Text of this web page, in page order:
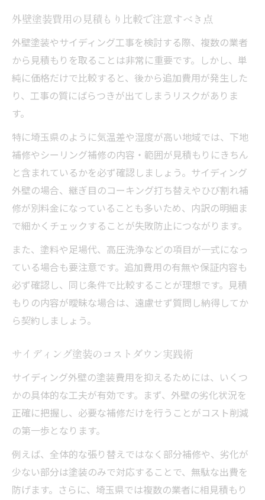
外壁塗装費用の見積もり比較で注意すべき点
外壁塗装やサイディング工事を検討する際、複数の業者
から見積もりを取ることは非常に重要です。しかし、単
純に価格だけで比較すると、後から追加費用が発生した
り、工事の質にばらつきが出てしまうリスクがありま
す。
特に埼玉県のように気温差や湿度が高い地域では、下地
補修やシーリング補修の内容・範囲が見積もりにきちん
と含まれているかを必ず確認しましょう。サイディング
外壁の場合、継ぎ目のコーキング打ち替えやひび割れ補
修が別料金になっていることも多いため、内訳の明細ま
で細かくチェックすることが失敗防止につながります。
また、塗料や足場代、高圧洗浄などの項目が一式になっ
ている場合も要注意です。追加費用の有無や保証内容も
必ず確認し、同じ条件で比較することが理想です。見積
もりの内容が曖昧な場合は、遠慮せず質問し納得してか
ら契約しましょう。
サイディング塗装のコストダウン実践術
サイディング外壁の塗装費用を抑えるためには、いくつ
かの具体的な工夫が有効です。まず、外壁の劣化状況を
正確に把握し、必要な補修だけを行うことがコスト削減
の第一歩となります。
例えば、全体的な張り替えではなく部分補修や、劣化が
少ない部分は塗装のみで対応することで、無駄な出費を
防げます。さらに、埼玉県では複数の業者に相見積もり